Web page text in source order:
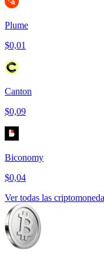
Plume
$0,01
Canton
$0,09
Biconomy
$0,04
Ver todas las